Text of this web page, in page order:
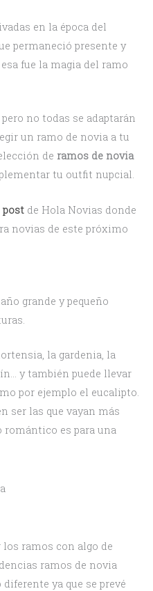
en la época del
permaneció presente y
fue la magia del ramo
no todas se adaptarán
un ramo de novia a tu
de ramos de novia
tu outfit nupcial.
post de Hola Novias donde
novias de este próximo
grande y pequeño
la gardenia, la
y también puede llevar
por ejemplo el eucalipto.
ser las que vayan más
es para una
ramos con algo de
ramos de novia
ya que se prevé